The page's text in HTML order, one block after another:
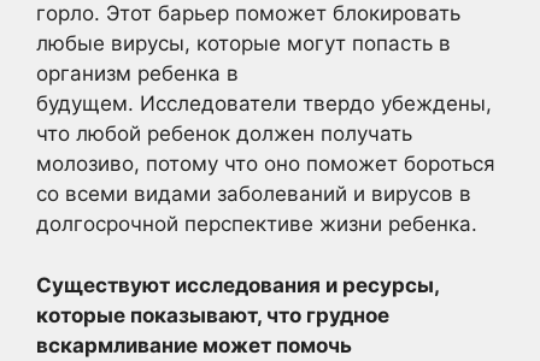
горло. Этот барьер поможет блокировать
любые вирусы, которые могут попасть в
организм ребенка в
будущем. Исследователи твердо убеждены,
что любой ребенок должен получать
молозиво, потому что оно поможет бороться
со всеми видами заболеваний и вирусов в
долгосрочной перспективе жизни ребенка.
Существуют исследования и ресурсы,
которые показывают, что грудное
вскармливание может помочь